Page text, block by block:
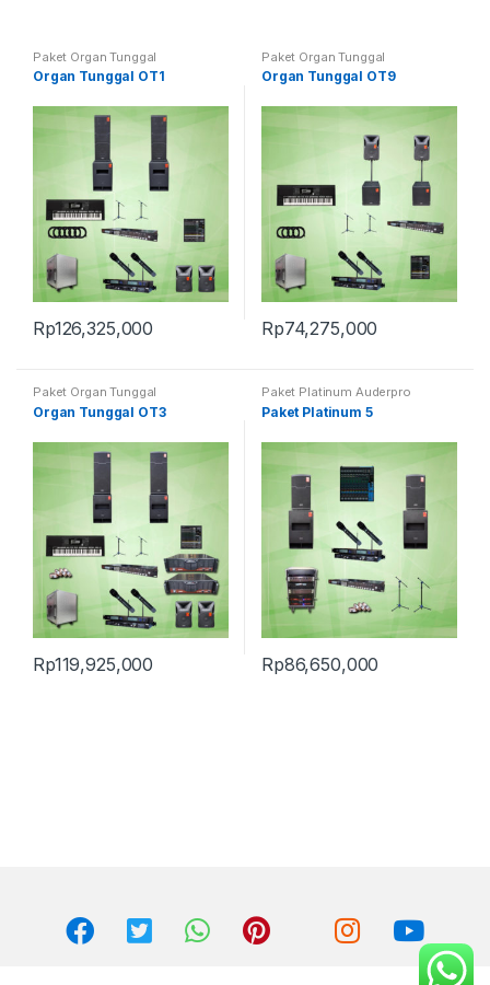
Paket Organ Tunggal
Organ Tunggal OT1
Rp126,325,000
Paket Organ Tunggal
Organ Tunggal OT9
Rp74,275,000
Paket Organ Tunggal
Organ Tunggal OT3
Rp119,925,000
Paket Platinum Auderpro
Paket Platinum 5
Rp86,650,000